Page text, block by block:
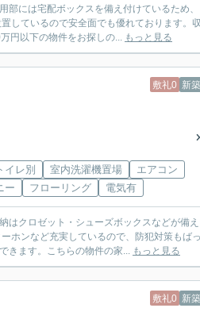
には宅配ボックスを備え付けているため、
しているので安全面でも優れております。収
円以下の物件をお探しの... もっと見る
敷礼0 新築
イレ別 室内洗濯機置場
エアコン
ー
フローリング 電気有
はクロゼット・シューズボックスなどが備え
ホンなど充実しているので、防犯対策もばっ
きます。こちらの物件の家... もっと見る
敷礼0 新築